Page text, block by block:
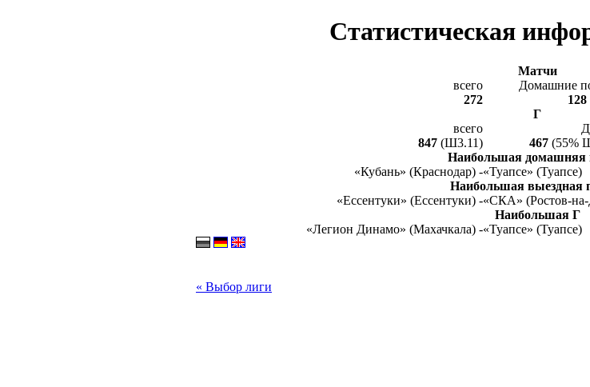
Статистическая
Матчи
всего
Домашние
272
128
Г
всего
847 (Ш3.11) 467 (55%
Наибольшая домашняя
«Кубань» (Краснодар) -«Туапсе» (Туапсе)
Наибольшая выездная
«Ессентуки» (Ессентуки) -«СКА» (Ростов-
Наибольшая Г
«Легион Динамо» (Махачкала) -«Туапсе» (Туапсе)
« Выбор лиги